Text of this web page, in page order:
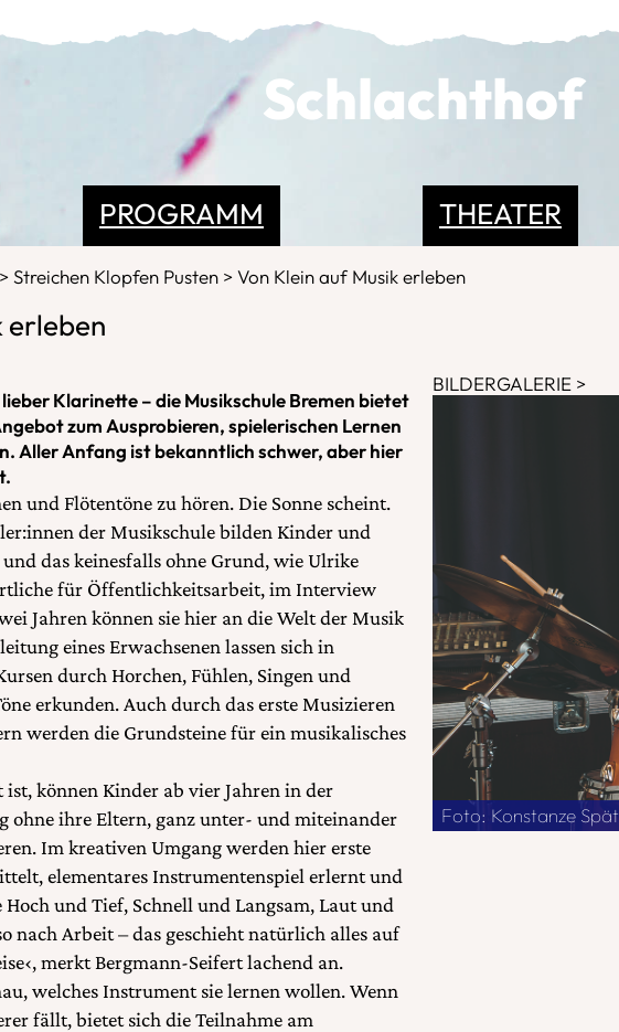
Schlachthof
PROGRAMM THEATER
Streichen Klopfen Pusten Von Klein auf Musik erleben
erleben
Klarinette – die Musikschule Bremen bietet
zum Ausprobieren, spielerischen Lernen
Aller Anfang ist bekanntlich schwer, aber hier
und Flötentöne zu hören. Die Sonne scheint.
der Musikschule bilden Kinder und
das keinesfalls ohne Grund, wie Ulrike
für Öffentlichkeitsarbeit, im Interview
Jahren können sie hier an die Welt der Musik
eines Erwachsenen lassen sich in
durch Horchen, Fühlen, Singen und
erkunden. Auch durch das erste Musizieren
werden die Grundsteine für ein musikalisches
ist, können Kinder ab vier Jahren in der
ohne ihre Eltern, ganz unter- und miteinander
Im kreativen Umgang werden hier erste
elementares Instrumentenspiel erlernt und
und Tief, Schnell und Langsam, Laut und
nach Arbeit – das geschieht natürlich alles auf
merkt Bergmann-Seifert lachend an.
welches Instrument sie lernen wollen. Wenn
fällt, bietet sich die Teilnahme am
BILDERGALERIE
Foto: Konstanze Spät